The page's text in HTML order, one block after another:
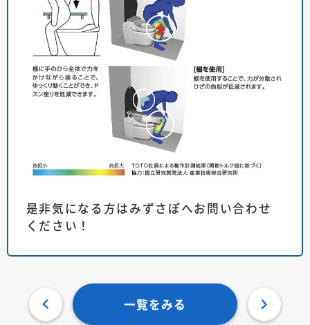
是非気になる方はみずさぽへお問い合わせ
ください！
一覧をみる